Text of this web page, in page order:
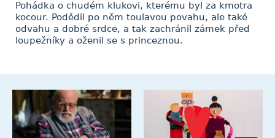
Pohádka o chudém klukovi, kterému byl za kmotra
kocour. Podědil po něm toulavou povahu, ale také
odvahu a dobré srdce, a tak zachránil zámek před
loupežníky a oženil se s princeznou.